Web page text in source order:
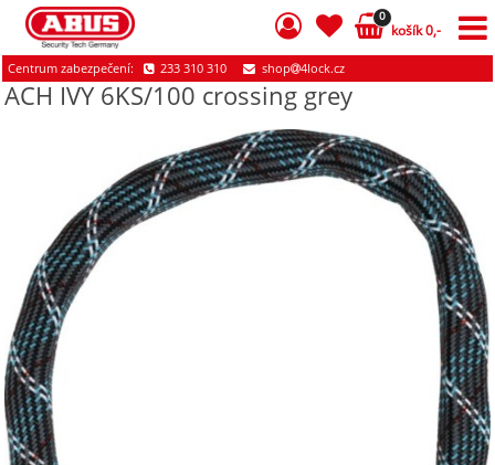
ACH IVY 6KS/100 crossing grey
0
košík 0,-
Centrum zabezpečení: 233 310 310 shop 4lock.cz